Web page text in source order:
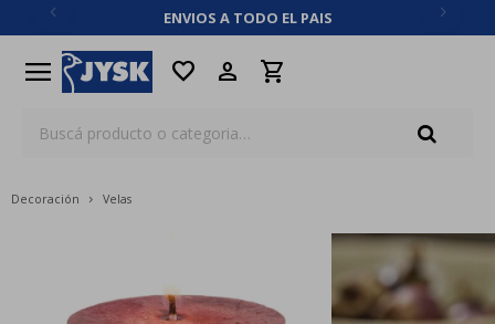
ENVIOS A TODO EL PAIS
menu favorite
Decoración Velas
close